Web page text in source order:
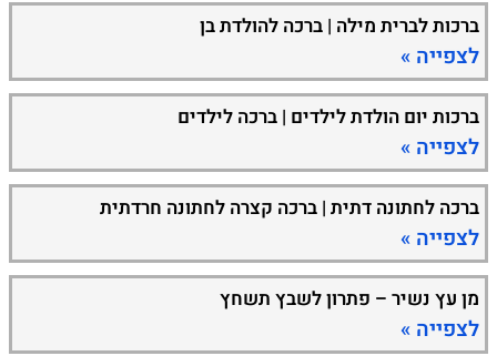
ברכות לברית מילה | ברכה להולדת בן
לצפייה »
ברכות יום הולדת לילדים | ברכה לילדים
לצפייה »
ברכה לחתונה דתית | ברכה קצרה לחתונה חרדתית
לצפייה »
מן עץ נשיר – פתרון לשבץ תשחץ
לצפייה »